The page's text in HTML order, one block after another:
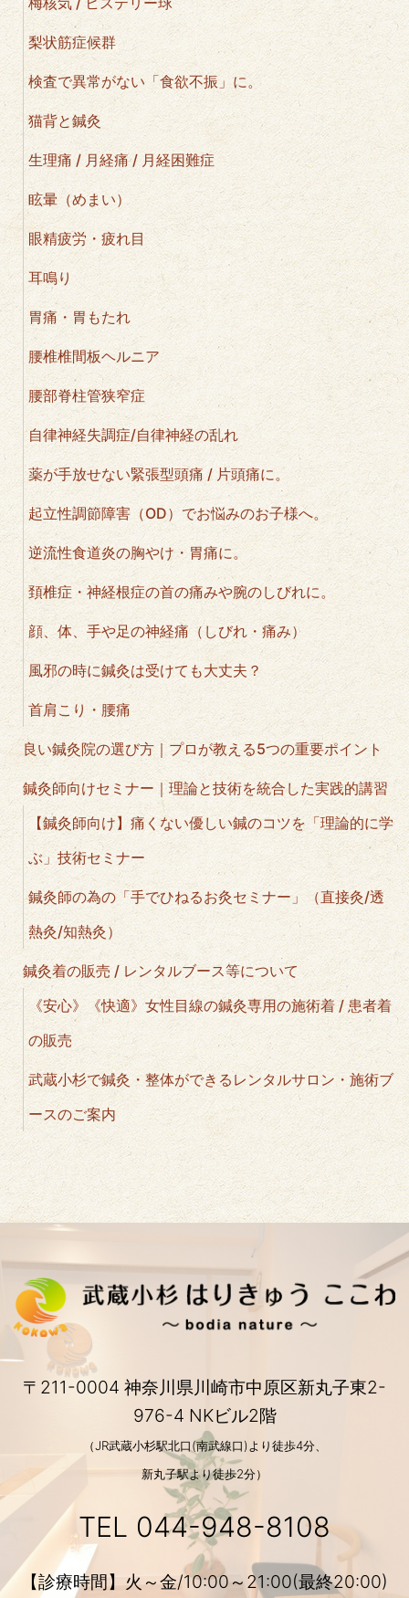
梨状筋症候群
検査で異常がない「食欲不振」に。
猫背と鍼灸
生理痛 / 月経痛 / 月経困難症
眩暈（めまい）
眼精疲労・疲れ目
耳鳴り
胃痛・胃もたれ
腰椎椎間板ヘルニア
腰部脊柱管狭窄症
自律神経失調症/自律神経の乱れ
薬が手放せない緊張型頭痛 / 片頭痛に。
起立性調節障害（OD）でお悩みのお子様へ。
逆流性食道炎の胸やけ・胃痛に。
頚椎症・神経根症の首の痛みや腕のしびれに。
顔、体、手や足の神経痛（しびれ・痛み）
風邪の時に鍼灸は受けても大丈夫？
首肩こり・腰痛
良い鍼灸院の選び方｜プロが教える5つの重要ポイント
鍼灸師向けセミナー｜理論と技術を統合した実践的講習
【鍼灸師向け】痛くない優しい鍼のコツを「理論的に学
ぶ」技術セミナー
鍼灸師の為の「手でひねるお灸セミナー」（直接灸/透
熱灸/知熱灸）
鍼灸着の販売 / レンタルブース等について
《安心》《快適》女性目線の鍼灸専用の施術着 / 患者着
の販売
武蔵小杉で鍼灸・整体ができるレンタルサロン・施術ブ
ースのご案内
〒211-0004 神奈川県川崎市中原区新丸子東2-
976-4 NKビル2階
（JR武蔵小杉駅北口(南武線口)より徒歩4分、
新丸子駅より徒歩2分）
TEL 044-948-8108
【診療時間】火～金/10:00～21:00(最終20:00)